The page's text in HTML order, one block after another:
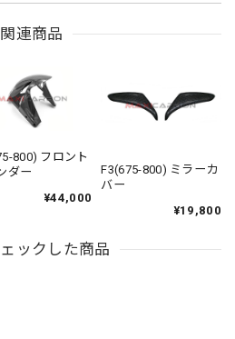
関連商品
800) フロント
ダー
¥44,000
F3(675-800) ミラーカ
バー
¥19,800
ックした商品